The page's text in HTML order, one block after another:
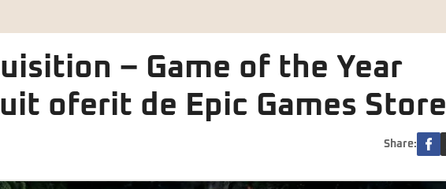
– Game of the Year
oferit de Epic Games Store
Share: